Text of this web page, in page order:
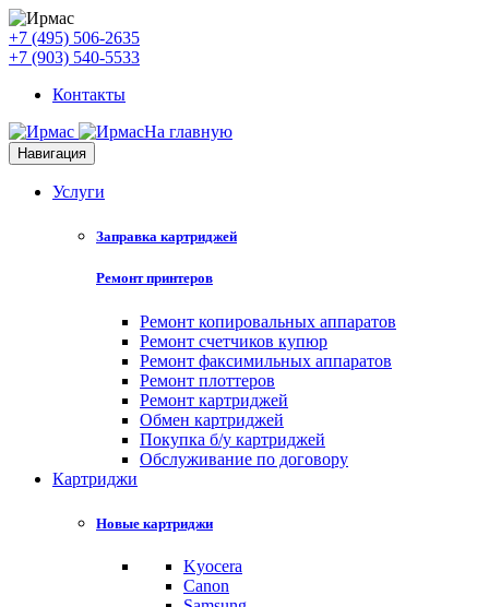
+7 (495) 506-2635
+7 (903) 540-5533
Контакты
На главную
Навигация
Услуги
Заправка картриджей
Ремонт принтеров
Ремонт копировальных аппаратов
Ремонт счетчиков купюр
Ремонт факсимильных аппаратов
Ремонт плоттеров
Ремонт картриджей
Обмен картриджей
Покупка б/у картриджей
Обслуживание по договору
Картриджи
Новые картриджи
Kyocera
Canon